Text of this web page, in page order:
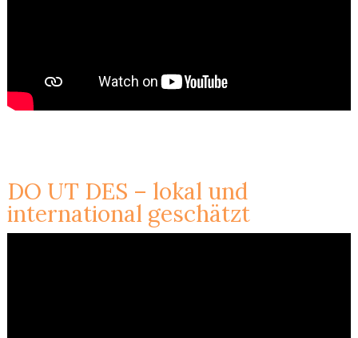
DO UT DES – lokal und
international geschätzt